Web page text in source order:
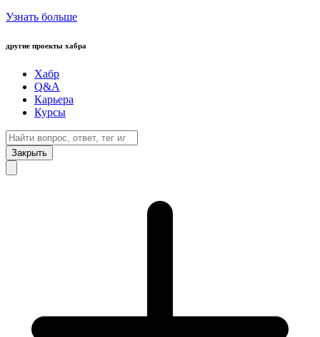
Узнать больше
другие проекты хабра
Хабр
Q&A
Карьера
Курсы
Закрыть